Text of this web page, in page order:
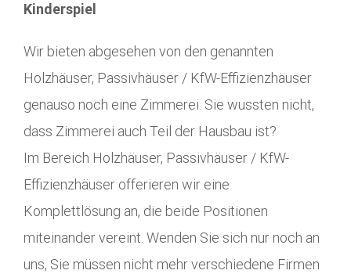
Kinderspiel
Wir bieten abgesehen von den genannten
Holzhäuser, Passivhäuser / KfW-Effizienzhäuser
genauso noch eine Zimmerei. Sie wussten nicht,
dass Zimmerei auch Teil der Hausbau ist?
Im Bereich Holzhäuser, Passivhäuser / KfW-
Effizienzhäuser offerieren wir eine
Komplettlösung an, die beide Positionen
miteinander vereint. Wenden Sie sich nur noch an
uns, Sie müssen nicht mehr verschiedene Firmen